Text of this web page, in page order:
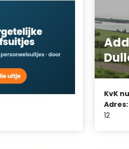
KvK
Adres:
12